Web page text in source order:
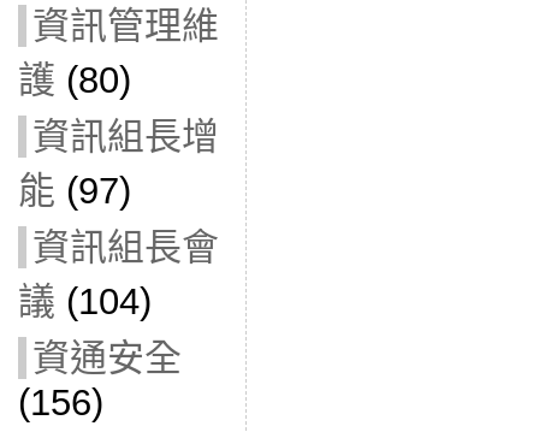
資訊管理維
護 (80)
資訊組長增
能 (97)
資訊組長會
議 (104)
資通安全
(156)